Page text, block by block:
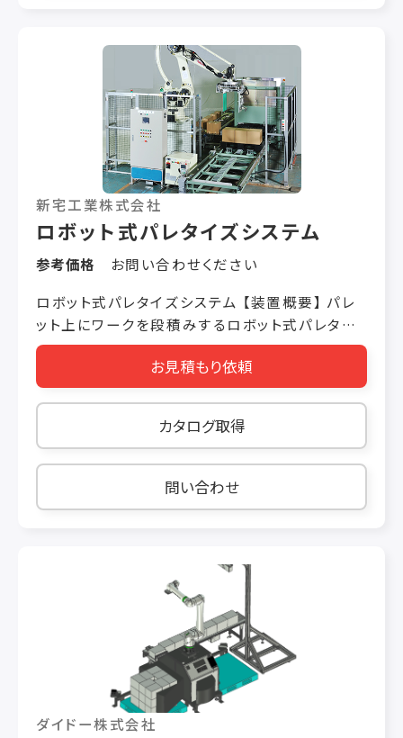
2.5kVA＋周辺コンベヤ 標準色 日塗工C25-80B
※2 ※1. 上記は標準ハンド使用時の数値です。レ
イアウト、ハンド（複数個掴み）などの諸条件で数
値は異なります。 ※2. ステーションコンベヤもロ
ボット本体色が標準色です。
新宅工業株式会社
ロボット式パレタイズシステム
参考価格
お問い合わせください
ロボット式パレタイズシステム 【装置概要】 パレ
ット上にワークを段積みするロボット式パレタイ
ザです。動作プログラムはＣＲＴ画面との対話方
式で簡単に入力できます。 ・バランス機能により
各種搬送、ハンドリングに威力を発揮 ・動作範囲
が広く、幅広いワークに対応
お見積もり依頼
カタログ取得
問い合わせ
ダイドー株式会社